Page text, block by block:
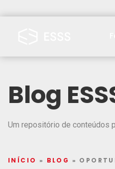
Blog
Um repositório de conteúdos
INÍCIO » BLOG »